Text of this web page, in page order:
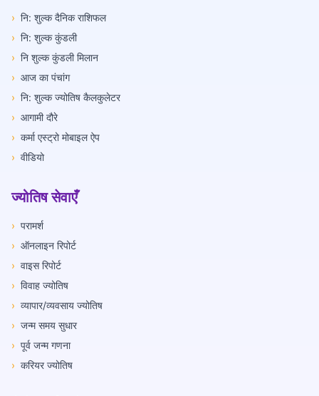
› नि: शुल्क दैनिक राशिफल
› नि: शुल्क कुंडली
› नि शुल्क कुंडली मिलान
› आज का पंचांग
› नि: शुल्क ज्योतिष कैलकुलेटर
› आगामी दौरे
› कर्मा एस्ट्रो मोबाइल ऐप
› वीडियो
ज्योतिष सेवाएँ
› परामर्श
› ऑनलाइन रिपोर्ट
› वाइस रिपोर्ट
› विवाह ज्योतिष
› व्यापार/व्यवसाय ज्योतिष
› जन्म समय सुधार
› पूर्व जन्म गणना
› करियर ज्योतिष